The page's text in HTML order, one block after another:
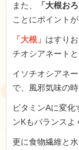
また、 「大根お
ことにポイントが
「大根」 はすり
チオシアネート
イソチオシアネ
で、風邪気味の
ビタミンAに変化
ンKもバランスよ
更に食物繊維と